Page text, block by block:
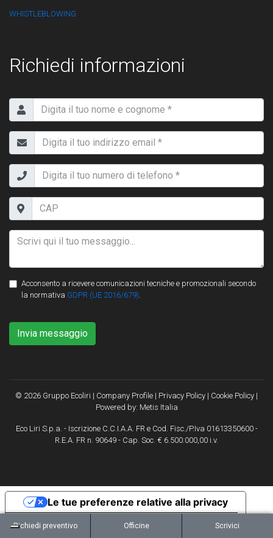
WHISTLEBLOWING
Richiedi informazioni
Acconsento a ricevere comunicazioni tecniche e promozionali secondo
la normativa GDPR (UE 2016/679)
Invia messaggio
© 2026 Gruppo Ecoliri | Company Profile | Privacy Policy | Cookie Policy |
Powered by: Metis Italia
Eco Liri S.p.a. - Iscrizione C.C.I.A.A. FR e Cod. Fisc./P.Iva 01613350600 -
R.E.A. FR n. 90649 - Cap. Soc. € 6.500.000,00 i.v.
Richiedi preventivo Officine Scrivici
Informativa sulla raccolta
Le tue preferenze relative alla privacy